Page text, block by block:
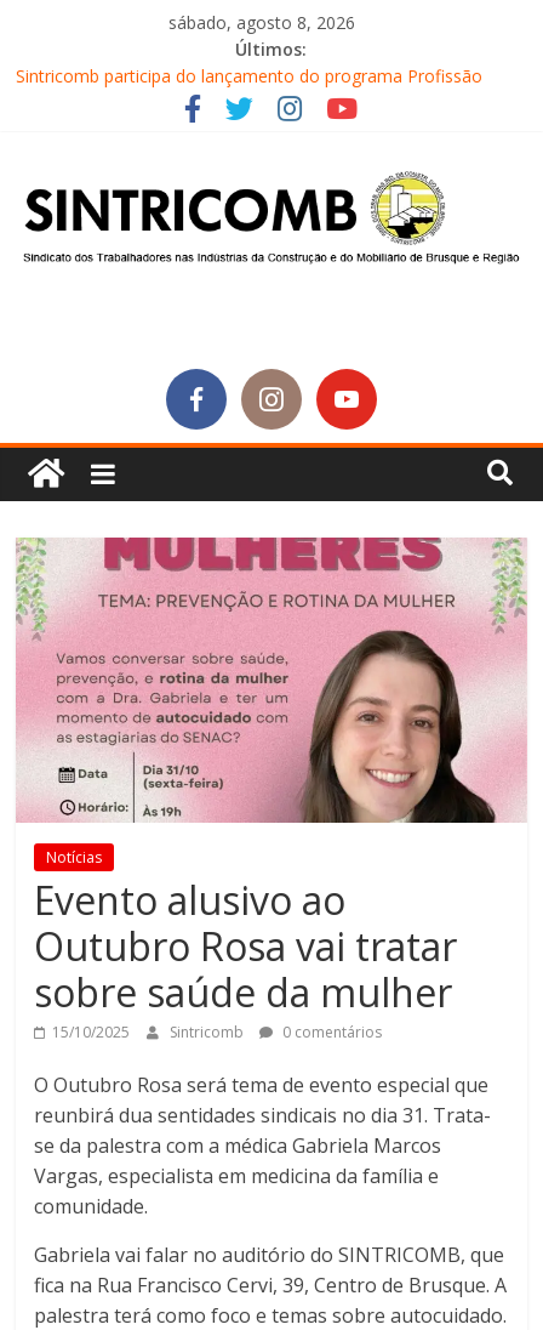
sábado, agosto 8, 2026
Últimos:
Sintricomb participa do lançamento do programa Profissão
Construir em Brusque
Equipe do SINTRICOMB realiza mais uma edição do Café na
Conselho Fiscal do SINTRICOMB realiza avaliação das contas do
sindicato
Diretores do SINTRICOMB são eleitos para a direção da Nova
Central Sindical de SC
Notícias
Evento alusivo ao
Outubro Rosa vai tratar
sobre saúde da mulher
15/10/2025 Sintricomb 0 comentários
O Outubro Rosa será tema de evento especial que
reunbirá dua sentidades sindicais no dia 31. Trata-
se da palestra com a médica Gabriela Marcos
Vargas, especialista em medicina da família e
comunidade.
Gabriela vai falar no auditório do SINTRICOMB, que
fica na Rua Francisco Cervi, 39, Centro de Brusque. A
palestra terá como foco e temas sobre autocuidado.